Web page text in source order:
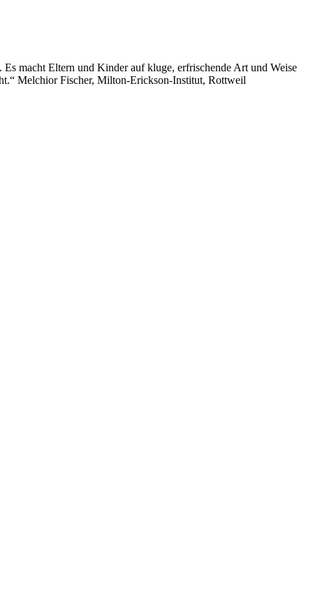
macht Eltern und Kinder auf kluge, erfrischende Art und Weise
Melchior Fischer, Milton-Erickson-Institut, Rottweil